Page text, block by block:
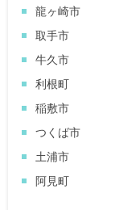
龍ヶ崎市
取手市
牛久市
利根町
稲敷市
つくば市
土浦市
阿見町